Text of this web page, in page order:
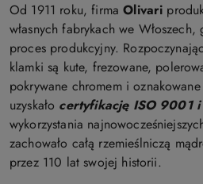
Od 1911 roku, firmaOlivari
własnych fabrykach we
proces produkcyjny.
klamki są kute, frezowane,
pokrywane chromem i
uzyskało certyfikację ISO 9001
wykorzystania
zachowało całą rzemieślniczą
przez 110 lat swojej historii.